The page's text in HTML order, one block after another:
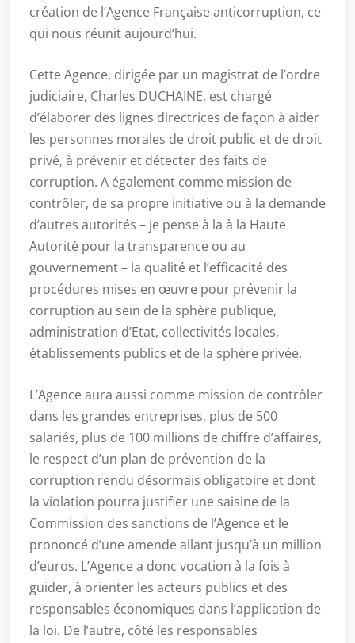
création de l’Agence Française anticorruption, ce
qui nous réunit aujourd’hui.
Cette Agence, dirigée par un magistrat de l’ordre
judiciaire, Charles DUCHAINE, est chargé
d’élaborer des lignes directrices de façon à aider
les personnes morales de droit public et de droit
privé, à prévenir et détecter des faits de
corruption. A également comme mission de
contrôler, de sa propre initiative ou à la demande
d’autres autorités – je pense à la à la Haute
Autorité pour la transparence ou au
gouvernement – la qualité et l’efficacité des
procédures mises en œuvre pour prévenir la
corruption au sein de la sphère publique,
administration d’Etat, collectivités locales,
établissements publics et de la sphère privée.
L’Agence aura aussi comme mission de contrôler
dans les grandes entreprises, plus de 500
salariés, plus de 100 millions de chiffre d’affaires,
le respect d’un plan de prévention de la
corruption rendu désormais obligatoire et dont
la violation pourra justifier une saisine de la
Commission des sanctions de l’Agence et le
prononcé d’une amende allant jusqu’à un million
d’euros. L’Agence a donc vocation à la fois à
guider, à orienter les acteurs publics et des
responsables économiques dans l’application de
la loi. De l’autre, côté les responsables